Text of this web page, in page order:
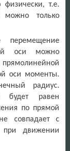
т.е.
можно только
перемещение
оси можно
оси моменты.
радиус.
будет равен
по прямой
совпадает с
при движении